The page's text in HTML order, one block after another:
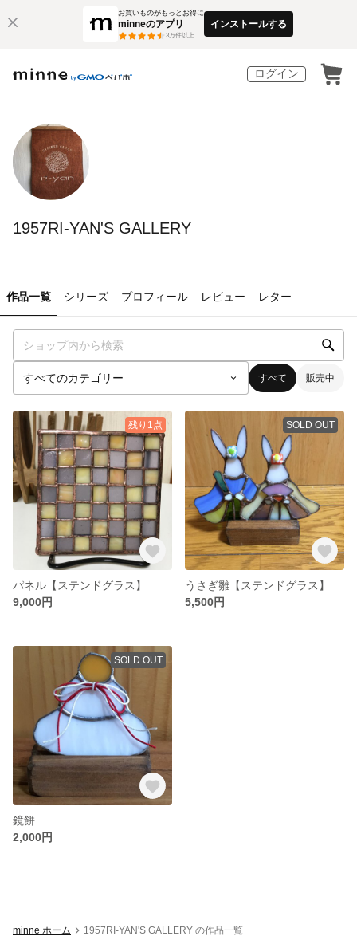
お買いものがもっとお得に
minneのアプリ
3万件以上
インストールする
ログイン
1957RI-YAN'S GALLERY
作品一覧 シリーズ プロフィール レビュー レター
すべて 販売中
残り1点
パネル【ステンドグラス】
9,000円
SOLD OUT
うさぎ雛【ステンドグラス】
5,500円
SOLD OUT
鏡餅
2,000円
minne ホーム 1957RI-YAN'S GALLERY の作品一覧